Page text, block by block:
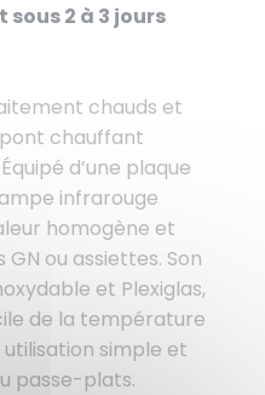
sous 2 à 3 jours
chauds et
chauffant
d’une plaque
infrarouge
homogène et
ou assiettes. Son
et Plexiglas,
de la température
simple et
passe-plats.